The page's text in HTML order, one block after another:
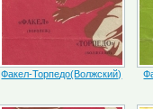
Факел-Торпедо(Волжский)